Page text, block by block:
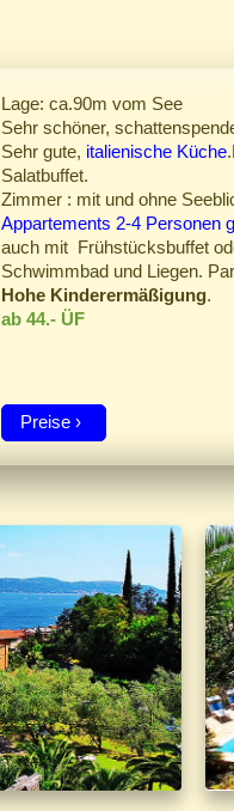
Lage: ca.90m vom See
Sehr schöner,
Sehr gute, italienische Küche
Salatbuffet.
Zimmer : mit und ohne
Appartements 2-4 Personen
auch mit Frühstücksbuffet
Schwimmbad und Liegen.
Hohe Kinderermäßigung.
ab 44.- ÜF
Preise